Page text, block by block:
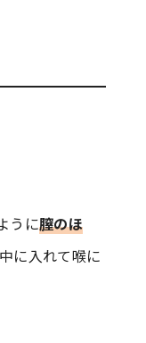
うに膣のほ
に入れて喉に